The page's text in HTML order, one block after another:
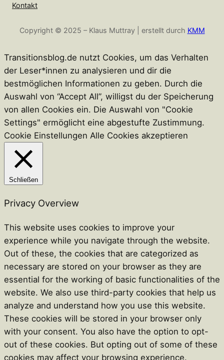
Kontakt
Copyright © 2025 – Klaus Muttray | erstellt durch KMM
Transitionsblog.de nutzt Cookies, um das Verhalten
der Leser*innen zu analysieren und dir die
bestmöglichen Informationen zu geben. Durch die
Auswahl von “Accept All”, willigst du der Speicherung
von allen Cookies ein. Die Auswahl von "Cookie
Settings" ermöglicht eine abgestufte Zustimmung.
Cookie Einstellungen Alle Cookies akzeptieren
Schließen
Privacy Overview
This website uses cookies to improve your
experience while you navigate through the website.
Out of these, the cookies that are categorized as
necessary are stored on your browser as they are
essential for the working of basic functionalities of the
website. We also use third-party cookies that help us
analyze and understand how you use this website.
These cookies will be stored in your browser only
with your consent. You also have the option to opt-
out of these cookies. But opting out of some of these
cookies may affect your browsing experience.